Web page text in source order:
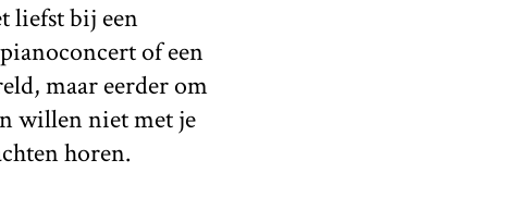
liefst bij een
of een
maar eerder om
willen niet met je
horen.